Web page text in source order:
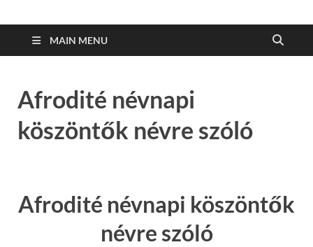
MAIN MENU
Afrodité névnapi
köszöntők névre szóló
Afrodité névnapi köszöntők
névre szóló